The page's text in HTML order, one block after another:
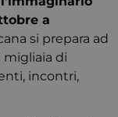
a
si prepara ad
di
incontri,